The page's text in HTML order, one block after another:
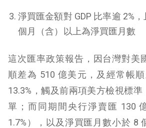
淨買匯金額對 GDP 比率逾 2%
個月（含）以上為淨買匯月數
這次匯率政策報告，因台灣對美
順差為 510 億美元，及經常帳
13.3%，觸及前兩項美方檢視標準
單；而同期間央行淨賣匯 130
1.7%），以及淨買匯月數小於 8